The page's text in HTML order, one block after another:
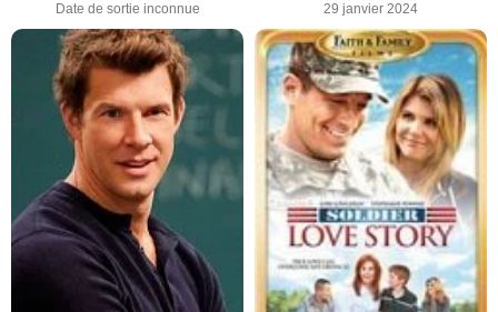
Date de sortie inconnue 29 janvier 2024